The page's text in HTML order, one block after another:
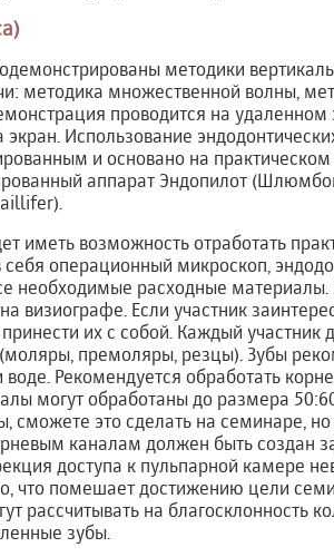
методики
методика множественной волны,
проводится на удаленном
Использование
и основано на
аппарат Эндопилот
иметь возможность отработать
операционный микроскоп,
необходимые расходные
визиографе. Если участник
их с собой. Каждый участник
премоляры, резцы). Зубы
Рекомендуется обработать
могут обработаны до размера
сможете это сделать на семинаре,
каналам должен быть создан
доступа к пульпарной камере
что помешает достижению цели
рассчитывать на благосклонность
зубы.